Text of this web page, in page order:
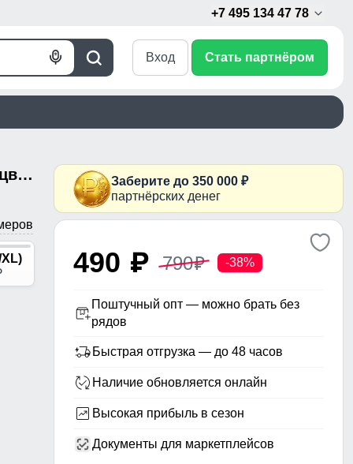
+7 495 134 47 78
Поиск
Голосовой
Вход Стать партнёром
Велосипедки женские бежевого цвета 238_1B
Заберите до 350 000 ₽
партнёрских денег
490 p 790p -38%
Поштучный опт — можно брать без
рядов
Быстрая отгрузка — до 48 часов
Наличие обновляется онлайн
Высокая прибыль в сезон
Документы для маркетплейсов